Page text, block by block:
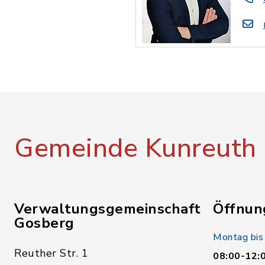
Gemeinde Kunreuth
Verwaltungsgemeinschaft
Gosberg
Reuther Str. 1
Montag
08:00-